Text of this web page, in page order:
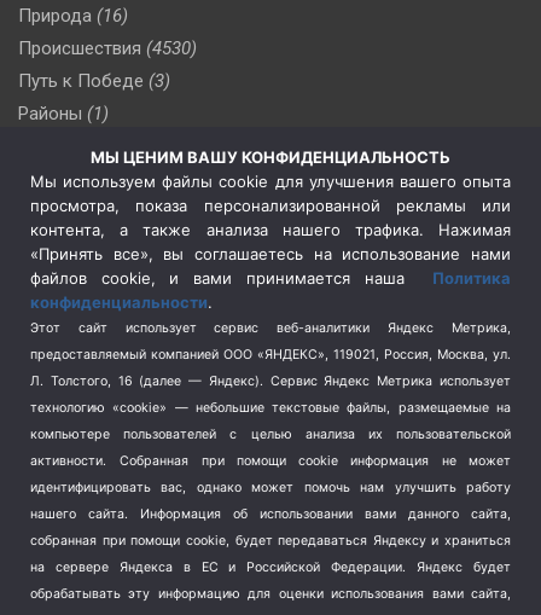
Природа (16)
Происшествия (4530)
Путь к Победе (3)
Районы (1)
(510)
Сельское хозяйство (3)
Социальная политика
(3)
Спецоперация в Украине
Спецоперация на Украине
(404)
Спорт (740)
Терроризм (1)
Транспорт (262)
Туризм (178)
Школа и спорт (2)
Экология (8)
Экономика (1172)
МЫ ЦЕНИМ ВАШУ КОНФИДЕНЦИАЛЬНОСТЬ
Мы используем файлы cookie для улучшения вашего опыта
просмотра, показа персонализированной рекламы или
контента, а также анализа нашего трафика. Нажимая
«Принять все», вы соглашаетесь на использование нами
файлов cookie, и вами принимается наша Политика
конфиденциальности.
Этот сайт использует сервис веб-аналитики Яндекс Метрика,
предоставляемый компанией ООО «ЯНДЕКС», 119021, Россия, Москва, ул.
Л. Толстого, 16 (далее — Яндекс). Сервис Яндекс Метрика использует
технологию «cookie» — небольшие текстовые файлы, размещаемые на
компьютере пользователей с целью анализа их пользовательской
активности.
Собранная при помощи cookie информация не может
идентифицировать вас, однако может помочь нам улучшить работу
нашего сайта. Информация об использовании вами данного сайта,
собранная при помощи cookie, будет передаваться Яндексу и храниться
на сервере Яндекса в ЕС и Российской Федерации. Яндекс будет
обрабатывать эту информацию для оценки использования вами сайта,